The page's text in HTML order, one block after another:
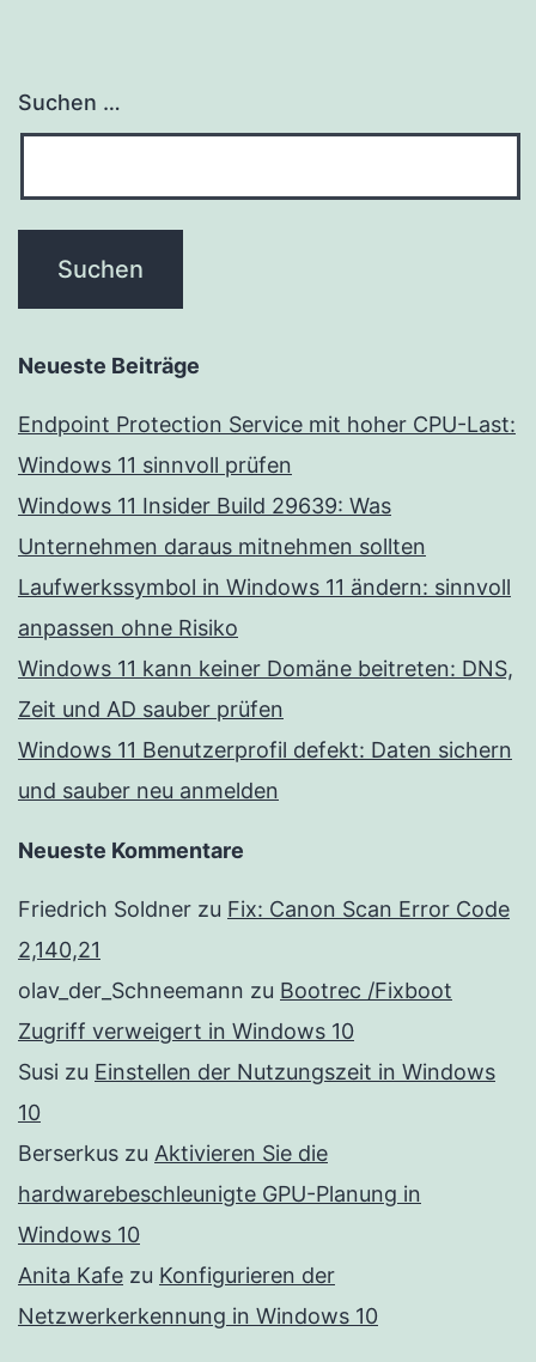
Suchen …
Neueste Beiträge
Endpoint Protection Service mit hoher CPU-Last:
Windows 11 sinnvoll prüfen
Windows 11 Insider Build 29639: Was
Unternehmen daraus mitnehmen sollten
Laufwerkssymbol in Windows 11 ändern: sinnvoll
anpassen ohne Risiko
Windows 11 kann keiner Domäne beitreten: DNS,
Zeit und AD sauber prüfen
Windows 11 Benutzerprofil defekt: Daten sichern
und sauber neu anmelden
Neueste Kommentare
Friedrich Soldner zu Fix: Canon Scan Error Code
2,140,21
olav_der_Schneemann zu Bootrec /Fixboot
Zugriff verweigert in Windows 10
Susi zu Einstellen der Nutzungszeit in Windows
10
Berserkus zu Aktivieren Sie die
hardwarebeschleunigte GPU-Planung in
Windows 10
Anita Kafe zu Konfigurieren der
Netzwerkerkennung in Windows 10